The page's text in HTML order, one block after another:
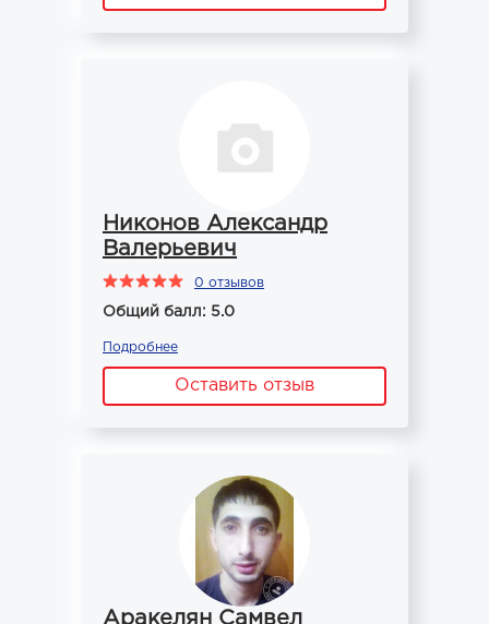
Никонов Александр
Валерьевич
0 отзывов
Общий балл: 5.0
Подробнее
Оставить отзыв
Аракелян Самвел